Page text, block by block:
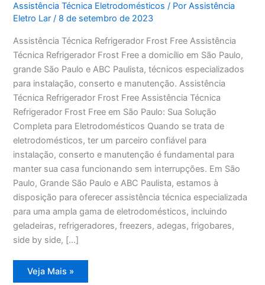
Assistência Técnica Eletrodomésticos / PorAssistência
Eletro Lar/ 8 de setembro de 2023
Assistência Técnica Refrigerador Frost Free Assistência
Técnica Refrigerador Frost Free a domicílio em São Paulo,
grande São Paulo e ABC Paulista, técnicos especializados
para instalação, conserto e manutenção. Assistência
Técnica Refrigerador Frost Free Assistência Técnica
Refrigerador Frost Free em São Paulo: Sua Solução
Completa para Eletrodomésticos Quando se trata de
eletrodomésticos, ter um parceiro confiável para
instalação, conserto e manutenção é fundamental para
manter sua casa funcionando sem interrupções. Em São
Paulo, Grande São Paulo e ABC Paulista, estamos à
disposição para oferecer assistência técnica especializada
para uma ampla gama de eletrodomésticos, incluindo
geladeiras, refrigeradores, freezers, adegas, frigobares,
side by side, […]
Assistência
Técnica
Veja Mais »